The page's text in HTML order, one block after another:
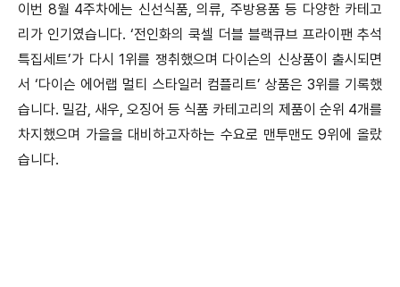
이번 8월 4주차에는 신선식품, 의류, 주방용품 등 다양한 카테고
리가 인기였습니다. ‘전인화의 쿡셀 더블 블랙큐브 프라이팬 추석
특집세트’가 다시 1위를 쟁취했으며 다이슨의 신상품이 출시되면
서 ‘다이슨 에어랩 멀티 스타일러 컴플리트’ 상품은 3위를 기록했
습니다. 밀감, 새우, 오징어 등 식품 카테고리의 제품이 순위 4개를
차지했으며 가을을 대비하고자하는 수요로 맨투맨도 9위에 올랐
습니다.